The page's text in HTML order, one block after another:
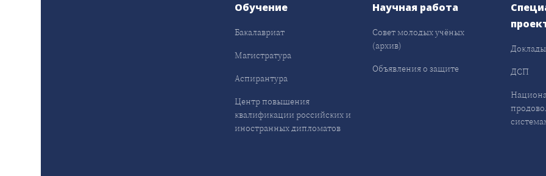
Обучение
Бакалавриат
Магистратура
Аспирантура
Центр повышения
квалификации российских и
иностранных дипломатов
Научная работа
Совет молодых учёных
(архив)
Объявления о защите
Доклады
ДСП